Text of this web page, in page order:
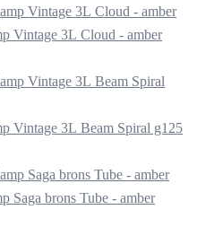
Vintage 3L Cloud - amber
Vintage 3L Beam Spiral g125
Saga brons Tube - amber